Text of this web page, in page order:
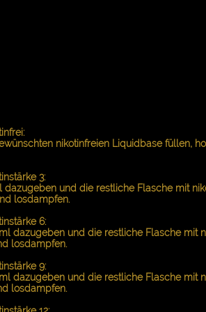
nikotinfreien Liquidbase füllen,
3:
dazugeben und die restliche Flasche mit
losdampfen.
6:
dazugeben und die restliche Flasche mit
losdampfen.
9:
dazugeben und die restliche Flasche mit
losdampfen.